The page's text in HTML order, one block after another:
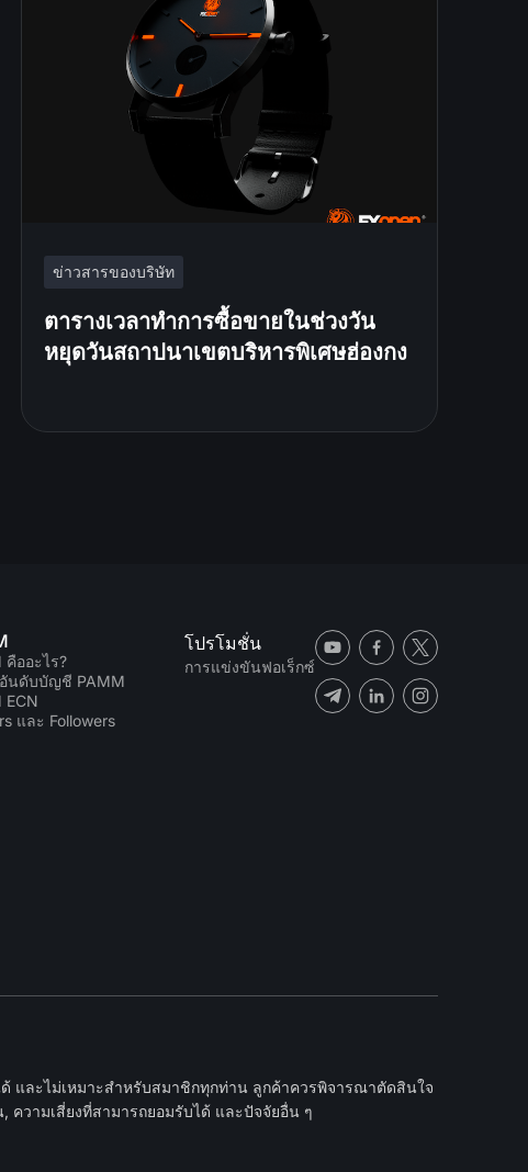
ข่าวสารของบริษัท
ตารางเวลาทำการซื้อขายในช่วงวัน
หยุดวันสถาปนาเขตบริหารพิเศษฮ่องกง
คืออะไร?
นดับบัญชี PAMM
ECN
และ Followers
โปรโมชั่น
การแข่งขันฟอเร็กซ์
และไม่เหมาะสำหรับสมาชิกทุกท่าน ลูกค้าควรพิจารณาตัดสินใจ
ความเสี่ยงที่สามารถยอมรับได้ และปัจจัยอื่น ๆ